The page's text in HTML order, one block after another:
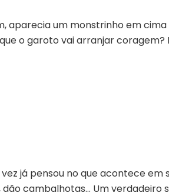
aparecia um monstrinho em
o garoto vai arranjar coragem?
já pensou no que acontece em
cambalhotas… Um verdadeiro